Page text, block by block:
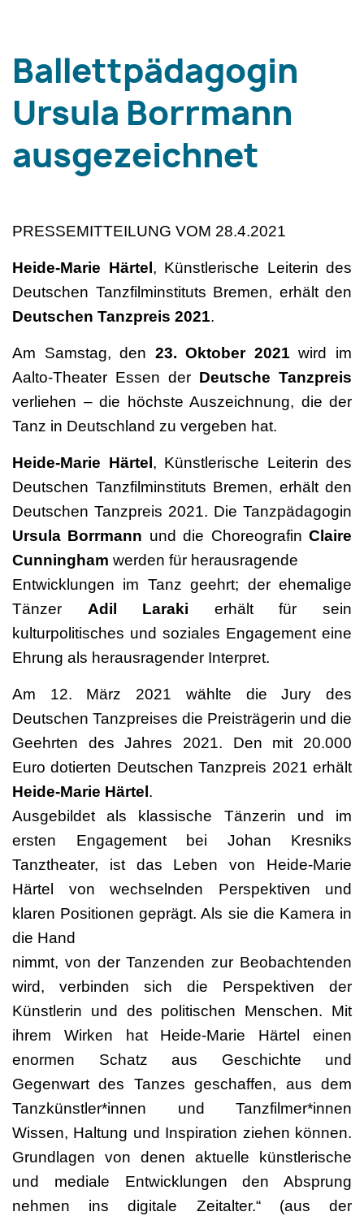
Ballettpädagogin
Ursula Borrmann
ausgezeichnet
PRESSEMITTEILUNG VOM 28.4.2021
Heide-Marie Härtel , Künstlerische Leiterin des
Deutschen Tanzfilminstituts Bremen, erhält den
Deutschen Tanzpreis 2021.
Am Samstag, den 23. Oktober 2021 wird im
Aalto-Theater Essen der Deutsche Tanzpreis
verliehen – die höchste Auszeichnung, die der
Tanz in Deutschland zu vergeben hat.
Heide-Marie Härtel , Künstlerische Leiterin des
Deutschen Tanzfilminstituts Bremen, erhält den
Deutschen Tanzpreis 2021. Die Tanzpädagogin
Ursula Borrmann und die ChoreografinClaire
Cunningham werden für herausragende
Entwicklungen im Tanz geehrt; der ehemalige
Tänzer Adil Laraki erhält für sein
kulturpolitisches und soziales Engagement eine
Ehrung als herausragender Interpret.
Am 12. März 2021 wählte die Jury des
Deutschen Tanzpreises die Preisträgerin und die
Geehrten des Jahres 2021. Den mit 20.000
Euro dotierten Deutschen Tanzpreis 2021 erhält
Heide-Marie Härtel .
Ausgebildet als klassische Tänzerin und im
ersten Engagement bei Johan Kresniks
Tanztheater, ist das Leben von Heide-Marie
Härtel von wechselnden Perspektiven und
klaren Positionen geprägt. Als sie die Kamera in
die Hand
nimmt, von der Tanzenden zur Beobachtenden
wird, verbinden sich die Perspektiven der
Künstlerin und des politischen Menschen. Mit
ihrem Wirken hat Heide-Marie Härtel einen
enormen Schatz aus Geschichte und
Gegenwart des Tanzes geschaffen, aus dem
Tanzkünstler*innen und Tanzfilmer*innen
Wissen, Haltung und Inspiration ziehen können.
Grundlagen von denen aktuelle künstlerische
und mediale Entwicklungen den Absprung
nehmen ins digitale Zeitalter.“ (aus der